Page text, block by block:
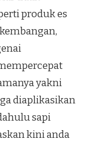
produk es
yakni
diaplikasikan
sapi
kini anda